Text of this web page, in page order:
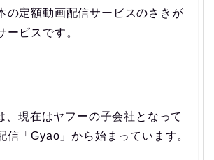
の定額動画配信サービスのさきが
ービスです。
、現在はヤフーの子会社となって
信「Gyao」から始まっています。